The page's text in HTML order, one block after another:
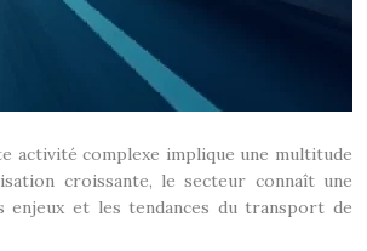
activité complexe implique une multitude
croissante, le secteur connaît une
et les tendances du transport de